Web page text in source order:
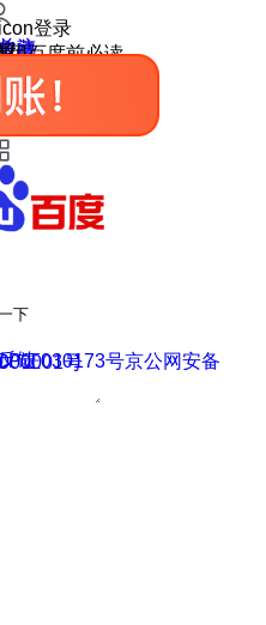
登录
注
藏
心
馈
用百度前必读
下
馈
证030173号
号